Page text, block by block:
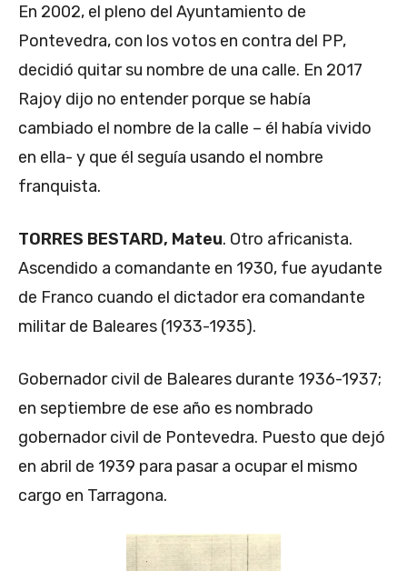
En 2002, el pleno del Ayuntamiento de
Pontevedra, con los votos en contra del PP,
decidió quitar su nombre de una calle. En 2017
Rajoy dijo no entender porque se había
cambiado el nombre de la calle – él había vivido
en ella- y que él seguía usando el nombre
franquista.
TORRES BESTARD, Mateu. Otro africanista.
Ascendido a comandante en 1930, fue ayudante
de Franco cuando el dictador era comandante
militar de Baleares (1933-1935).
Gobernador civil de Baleares durante 1936-1937;
en septiembre de ese año es nombrado
gobernador civil de Pontevedra. Puesto que dejó
en abril de 1939 para pasar a ocupar el mismo
cargo en Tarragona.